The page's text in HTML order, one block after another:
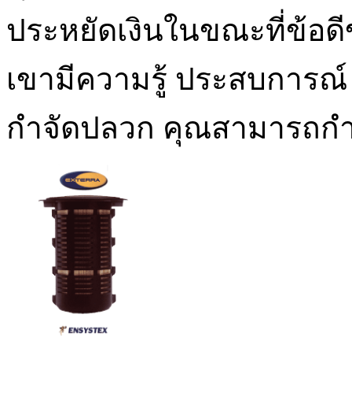
ประหยัดเงินในขณะที่ข้อ
เขามีความรู้ ประสบการ
กำจัดปลวก คุณสามารถก